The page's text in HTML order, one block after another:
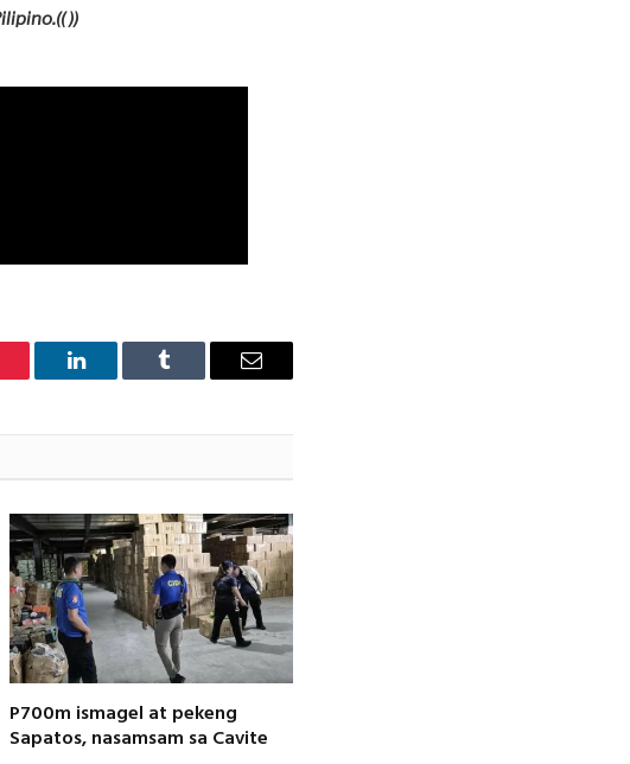
))
LinkedIn Tumblr Email
P700m ismagel at pekeng
Sapatos, nasamsam sa Cavite